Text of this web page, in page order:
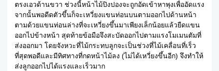
ตรงเอวด้านขวา ช่วงนี้หน้าไม้ปิงปองจะถูกอัดเข้าหาพุงเพื่ออัดแรง
จากนั้นพอดีดตัวขึ้นก็จะเหวี่ยงแขนท่อนบนตามออกไปด้านหน้า
ตามด้วยแขนท่อนล่างที่จะเหวี่ยงขึ้นมาเพียงเล็กน้อยแล้วยืดแขน
ออกไปข้างหน้า สุดท้ายข้อมือจึงสะบัดออกไปตามแรงโมเมนตัมที่
ส่งออกมา โดยจังหวะที่ไม้กระทบลูกจะเป็นช่วงที่ไม้เคลื่อนที่เร็ว
ที่สุดพอดีและมีทิศทางที่กดหน้าไม้ลง (ไม่ได้เหวี่ยงขึ้นอีก) จึงทำให้
ส่งลูกออกไปได้แรงและเร็วมาก